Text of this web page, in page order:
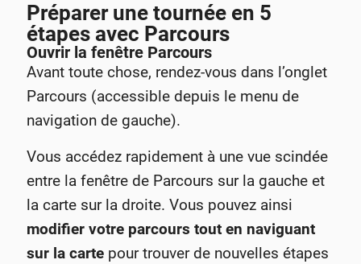
Préparer une tournée en 5
étapes avec Parcours
Ouvrir la fenêtre Parcours
Avant toute chose, rendez-vous dans l’onglet
Parcours (accessible depuis le menu de
navigation de gauche).
Vous accédez rapidement à une vue scindée
entre la fenêtre de Parcours sur la gauche et
la carte sur la droite. Vous pouvez ainsi
modifier votre parcours tout en naviguant
sur la carte pour trouver de nouvelles étapes